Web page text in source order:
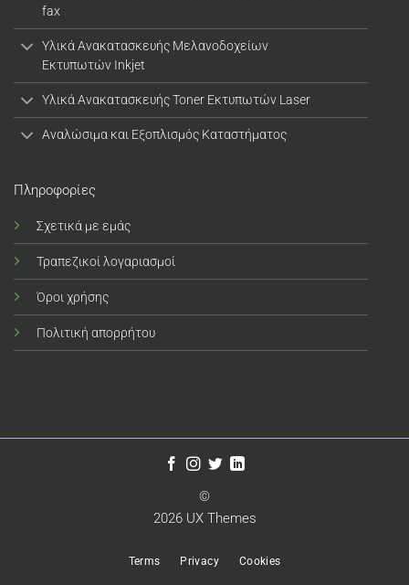
fax
Υλικά Ανακατασκευής Μελανοδοχείων
Εκτυπωτών Inkjet
Υλικά Ανακατασκευής Toner Εκτυπωτών Laser
Αναλώσιμα και Εξοπλισμός Καταστήματος
Πληροφορίες
Σχετικά με εμάς
Τραπεζικοί λογαριασμοί
Όροι χρήσης
Πολιτική απορρήτου
©
2026 UX Themes
Terms Privacy Cookies